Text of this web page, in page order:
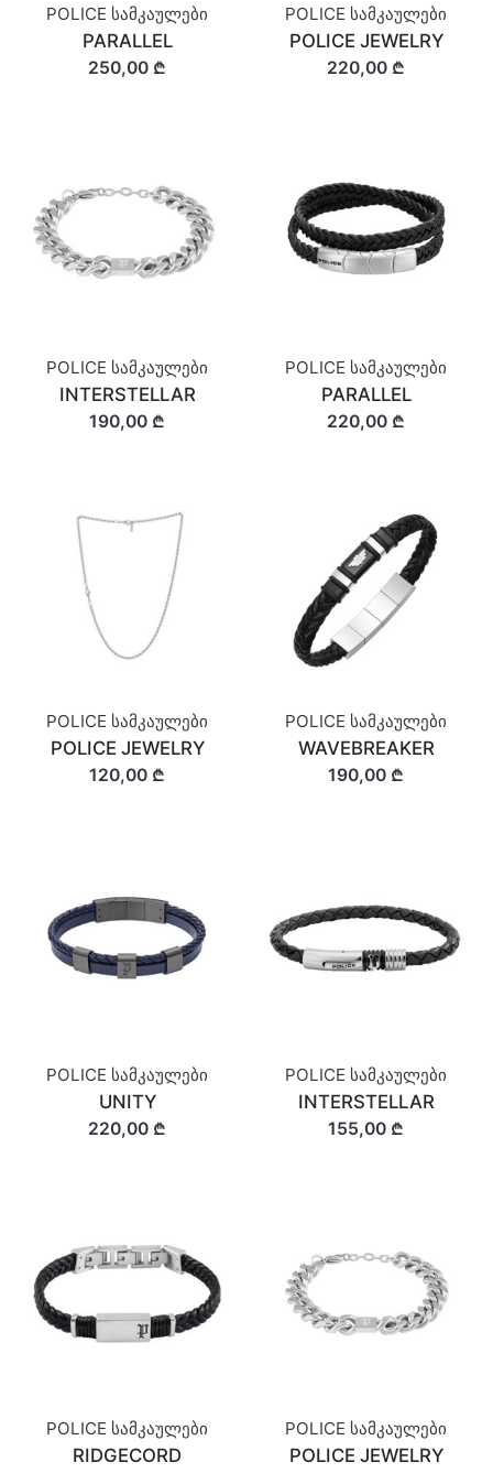
POLICE სამკაულები
PARALLEL
250,00 ₾
POLICE სამკაულები
POLICE JEWELRY
220,00 ₾
POLICE სამკაულები
INTERSTELLAR
190,00 ₾
POLICE სამკაულები
PARALLEL
220,00 ₾
POLICE სამკაულები
POLICE JEWELRY
120,00 ₾
POLICE სამკაულები
WAVEBREAKER
190,00 ₾
POLICE სამკაულები
UNITY
220,00 ₾
POLICE სამკაულები
INTERSTELLAR
155,00 ₾
POLICE სამკაულები
RIDGECORD
POLICE სამკაულები
POLICE JEWELRY